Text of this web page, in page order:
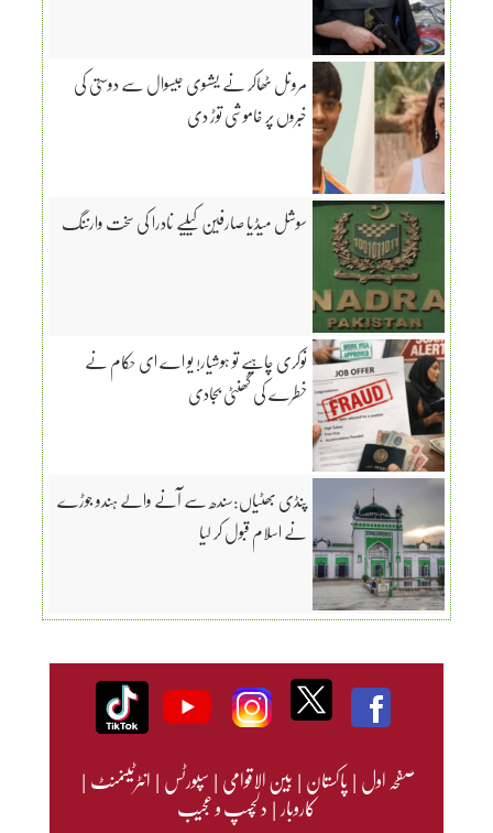
مرونل ٹھاکر نے یشسوی جیسوال سے دوستی کی
خبروں پر خاموشی توڑ دی
سوشل میڈیا صارفین کیلیے نادرا کی سخت وارننگ
نوکری چاہیے تو ہوشیار! یو اے ای حکام نے
خطرے کی گھنٹی بجادی
پنڈی بھٹیاں:سندھ سے آنے والے ہندو جوڑے
نے اسلام قبول کر لیا
صفحہ اول|پاکستان|بین الاقوامی|سپورٹس|انٹرٹینمنٹ|
کاروبار|دلچسپ و عجیب